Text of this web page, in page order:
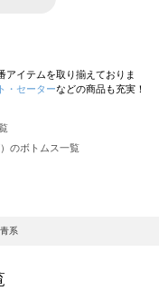
アイテムを取り揃えておりま
・セーターなどの商品も充実！
のボトムス一覧
スモス）のボトムス一覧
トムス一覧
系